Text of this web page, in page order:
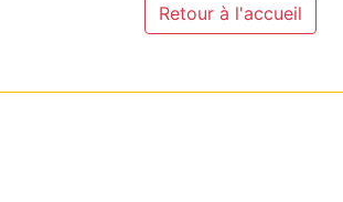
Retour à l'accueil